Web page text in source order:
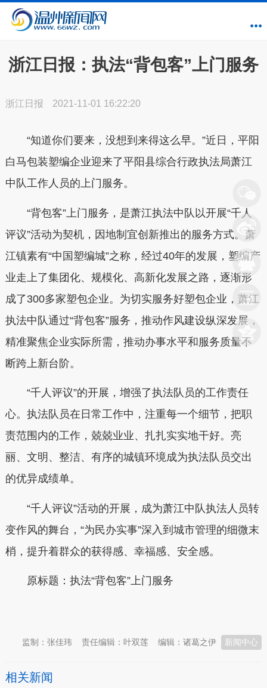
浙江日报：执法“背包客”上门服务
浙江日报 2021-11-01 16:22:20
“知道你们要来，没想到来得这么早。”近日，平阳
白马包装塑编企业迎来了平阳县综合行政执法局萧江
中队工作人员的上门服务。
“背包客”上门服务，是萧江执法中队以开展“千人
评议”活动为契机，因地制宜创新推出的服务方式。萧
江镇素有“中国塑编城”之称，经过40年的发展，塑编产
业走上了集团化、规模化、高新化发展之路，逐渐形
成了300多家塑包企业。为切实服务好塑包企业，萧江
执法中队通过“背包客”服务，推动作风建设纵深发展，
精准聚焦企业实际所需，推动办事水平和服务质量不
断跨上新台阶。
“千人评议”的开展，增强了执法队员的工作责任
心。执法队员在日常工作中，注重每一个细节，把职
责范围内的工作，兢兢业业、扎扎实实地干好。亮
丽、文明、整洁、有序的城镇环境成为执法队员交出
的优异成绩单。
“千人评议”活动的开展，成为萧江中队执法人员转
变作风的舞台，“为民办实事”深入到城市管理的细微末
梢，提升着群众的获得感、幸福感、安全感。
原标题：执法“背包客”上门服务
新闻中心
编辑：诸葛之伊
责任编辑：叶双莲
监制：张佳玮
相关新闻